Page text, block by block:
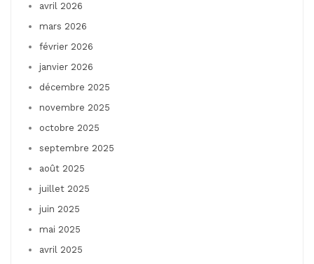
avril 2026
mars 2026
février 2026
janvier 2026
décembre 2025
novembre 2025
octobre 2025
septembre 2025
août 2025
juillet 2025
juin 2025
mai 2025
avril 2025